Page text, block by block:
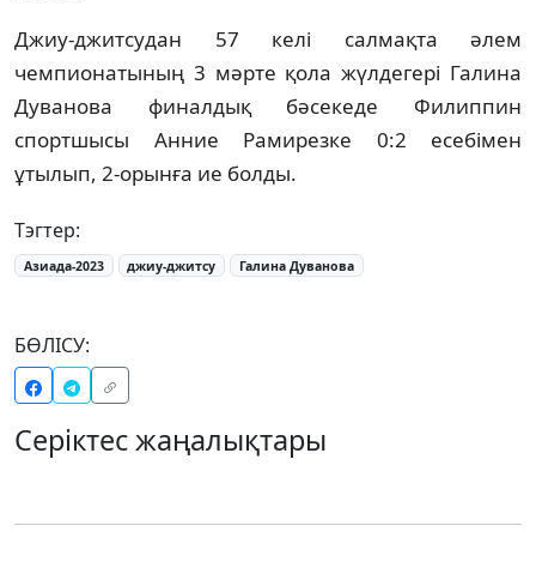
Джиу-джитсудан 57 келі салмақта әлем
чемпионатының 3 мәрте қола жүлдегері Галина
Дуванова финалдық бәсекеде Филиппин
спортшысы Анние Рамирезке 0:2 есебімен
ұтылып, 2-орынға ие болды.
Тэгтер:
Азиада-2023 джиу-джитсу Галина Дуванова
БӨЛІСУ:
Серіктес жаңалықтары